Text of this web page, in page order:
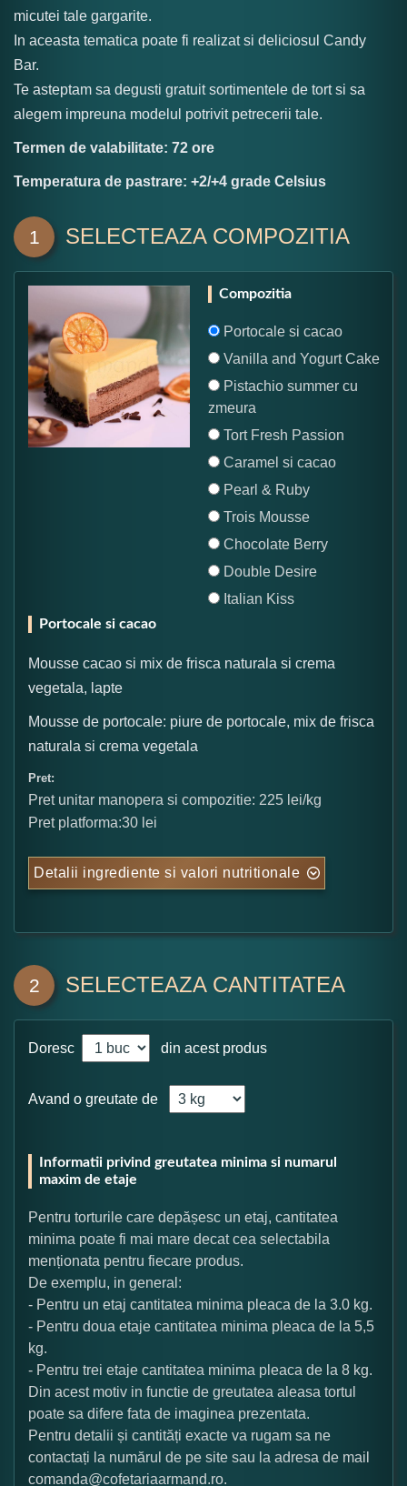
micutei tale gargarite.
In aceasta tematica poate fi realizat si deliciosul Candy
Bar.
Te asteptam sa degusti gratuit sortimentele de tort si sa
alegem impreuna modelul potrivit petrecerii tale.
Termen de valabilitate: 72 ore
Temperatura de pastrare: +2/+4 grade Celsius
1 SELECTEAZA COMPOZITIA
Compozitia
Portocale si cacao
Vanilla and Yogurt Cake
Pistachio summer cu
zmeura
Tort Fresh Passion
Caramel si cacao
Pearl & Ruby
Trois Mousse
Chocolate Berry
Double Desire
Italian Kiss
Portocale si cacao
Mousse cacao si mix de frisca naturala si crema
vegetala, lapte
Mousse de portocale: piure de portocale, mix de frisca
naturala si crema vegetala
Pret:
Pret unitar manopera si compozitie: 225 lei/kg
Pret platforma:30 lei
Detalii ingrediente si valori nutritionale
2 SELECTEAZA CANTITATEA
Doresc din acest produs
Avand o greutate de
Informatii privind greutatea minima si numarul
maxim de etaje
Pentru torturile care depășesc un etaj, cantitatea
minima poate fi mai mare decat cea selectabila
menționata pentru fiecare produs.
De exemplu, in general:
- Pentru un etaj cantitatea minima pleaca de la 3.0 kg.
- Pentru doua etaje cantitatea minima pleaca de la 5,5
kg.
- Pentru trei etaje cantitatea minima pleaca de la 8 kg.
Din acest motiv in functie de greutatea aleasa tortul
poate sa difere fata de imaginea prezentata.
Pentru detalii și cantități exacte va rugam sa ne
contactați la numărul de pe site sau la adresa de mail
comanda@cofetariaarmand.ro.